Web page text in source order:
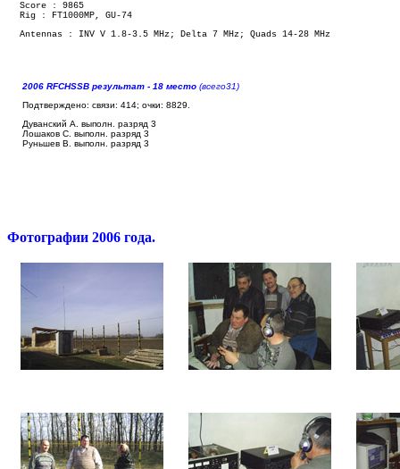
Score : 9865
Rig : FT1000MP, GU-74
Antennas : INV V 1.8-3.5 MHz; Delta 7 MHz; Quads 14-28 MHz
2006 RFCHSSB результат - 18 место (всего31)
Подтверждено: связи: 414; очки: 8829.
Дуванский А. выполн. разряд 3
Лошаков С. выполн. разряд 3
Руньшев В. выполн. разряд 3
Фотографии 2006 года.